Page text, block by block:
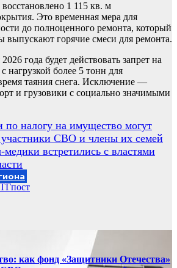
1 115 кв. м
Это временная мера для
до полноценного ремонта, который
выпускают горячие смеси для ремонта.
года будет действовать запрет на
нагрузкой более 5 тонн для
таяния снега. Исключение —
и грузовики с социально значимыми
по налогу на имущество могут
участники СВО и члены их семей
встретились с властями
ТГпост
как фонд «Защитники Отечества»